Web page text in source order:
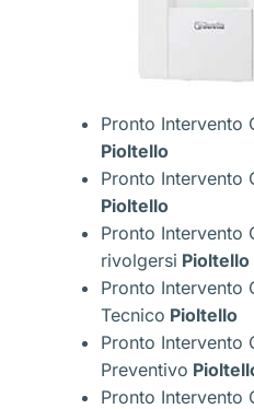
Pronto Intervento
Pioltello
Pronto Intervento
Pioltello
Pronto Intervento
rivolgersi Pioltello
Pronto Intervento
Tecnico Pioltello
Pronto Intervento
Preventivo
Pronto Intervento